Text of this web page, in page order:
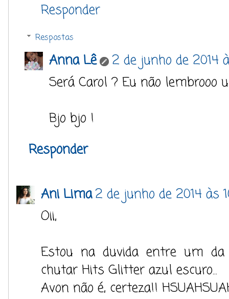
Responder
Respostas
Anna Lê
2 de junho de 2014
Será Carol ? Eu não lembrooo
Bjo bjo !
Responder
Ani Lima2 de junho de 2014 às
Oii,
Estou na duvida entre um da
chutar Hits Glitter azul escuro...
Avon não é, certeza!!